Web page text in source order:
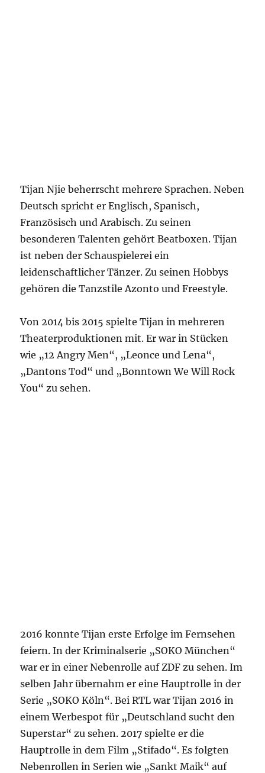
Tijan Njie beherrscht mehrere Sprachen. Neben
Deutsch spricht er Englisch, Spanisch,
Französisch und Arabisch. Zu seinen
besonderen Talenten gehört Beatboxen. Tijan
ist neben der Schauspielerei ein
leidenschaftlicher Tänzer. Zu seinen Hobbys
gehören die Tanzstile Azonto und Freestyle.
Von 2014 bis 2015 spielte Tijan in mehreren
Theaterproduktionen mit. Er war in Stücken
wie „12 Angry Men“, „Leonce und Lena“,
„Dantons Tod“ und „Bonntown We Will Rock
You“ zu sehen.
2016 konnte Tijan erste Erfolge im Fernsehen
feiern. In der Kriminalserie „SOKO München“
war er in einer Nebenrolle auf ZDF zu sehen. Im
selben Jahr übernahm er eine Hauptrolle in der
Serie „SOKO Köln“. Bei RTL war Tijan 2016 in
einem Werbespot für „Deutschland sucht den
Superstar“ zu sehen. 2017 spielte er die
Hauptrolle in dem Film „Stifado“. Es folgten
Nebenrollen in Serien wie „Sankt Maik“ auf